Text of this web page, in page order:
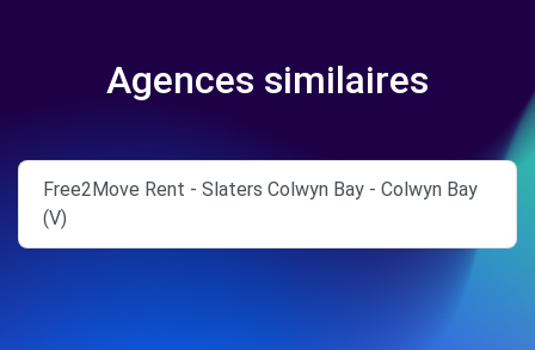
Agences similaires
Free2Move Rent - Slaters Colwyn Bay - Colwyn Bay
(V)